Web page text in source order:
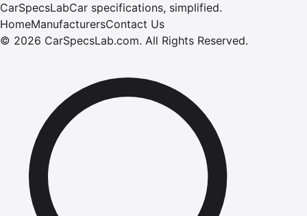
CarSpecsLabCar specifications, simplified.
HomeManufacturersContact Us
© 2026 CarSpecsLab.com. All Rights Reserved.